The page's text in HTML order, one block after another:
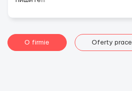
O firmie Oferty prace